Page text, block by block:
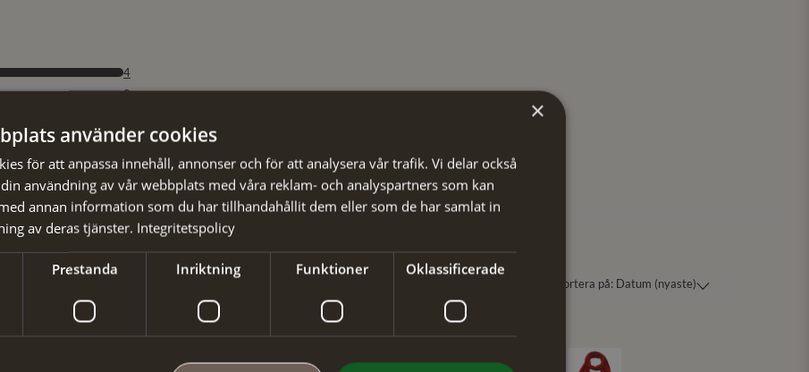
×
använder cookies
för att anpassa innehåll, annonser och för att analysera vår trafik. Vi delar också
användning av vår webbplats med våra reklam- och analyspartners som kan
annan information som du har tillhandahållit dem eller som de har samlat in
av deras tjänster. Integritetspolicy
Prestanda Inriktning Funktioner Oklassificerade